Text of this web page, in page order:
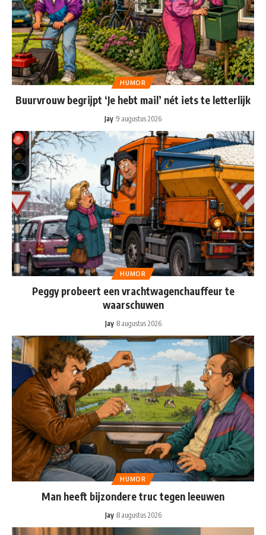
HUMOR
Buurvrouw begrijpt ‘Je hebt mail’ nét iets te letterlijk
Jay 9 augustus 2026
HUMOR
Peggy probeert een vrachtwagenchauffeur te
waarschuwen
Jay 8 augustus 2026
HUMOR
Man heeft bijzondere truc tegen leeuwen
Jay 8 augustus 2026